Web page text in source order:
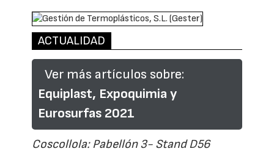
ACTUALIDAD
Ver más artículos sobre:
Equiplast, Expoquimia y
Eurosurfas 2021
Coscollola: Pabellón 3- Stand D56